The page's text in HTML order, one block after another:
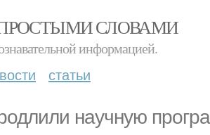
СЛОВАМИ
информацией.
статьи
научную